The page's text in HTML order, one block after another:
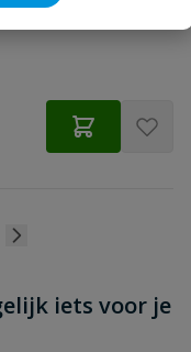
iets voor je